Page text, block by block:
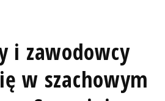
i zawodowcy
w szachowym